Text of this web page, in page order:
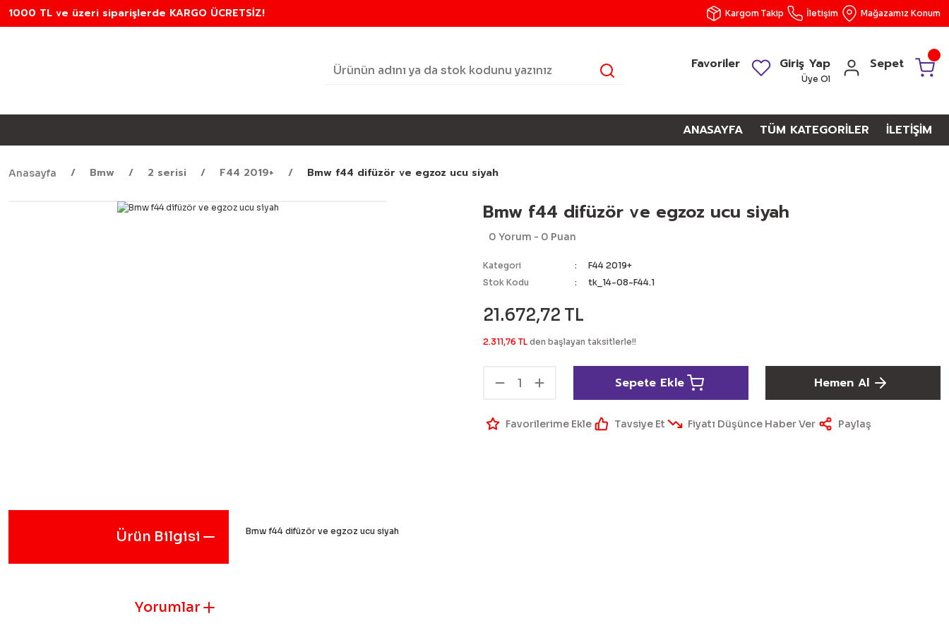
1000 TL ve üzeri siparişlerde KARGO ÜCRETSİZ! Kargom Takip İletişim Mağazamız Konum
Favoriler Giriş Yap
Üye Ol
Sepet
ANASAYFA TÜM KATEGORİLER İLETİŞİM
Anasayfa Bmw 2 serisi F44 2019+ Bmw f44 difüzör ve egzoz ucu siyah
Bmw f44 difüzör ve egzoz ucu siyah
0 Yorum - 0 Puan
Kategori
F44 2019+
Stok Kodu
tk_14-08-F44.1
21.672,72 TL
2.311,76 TL den başlayan taksitlerle!!
Sepete Ekle Hemen Al
Tavsiye Et Fiyatı Düşünce Haber Ver Paylaş
Ürün Bilgisi
Yorumlar
Bmw f44 difüzör ve egzoz ucu siyah